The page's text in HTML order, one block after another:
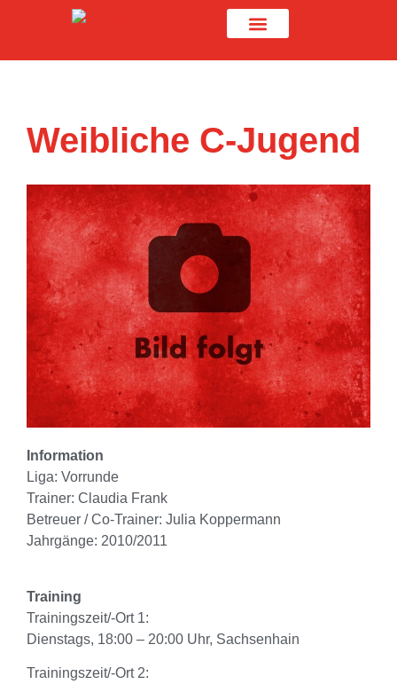
Weibliche C-Jugend
Information
Liga: Vorrunde
Trainer: Claudia Frank
Betreuer / Co-Trainer: Julia Koppermann
Jahrgänge: 2010/2011
Training
Trainingszeit/-Ort 1:
Dienstags, 18:00 – 20:00 Uhr, Sachsenhain
Trainingszeit/-Ort 2: